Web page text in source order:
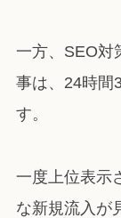
一方、SEO対
事は、24時間
す。
一度上位表示
な新規流入が